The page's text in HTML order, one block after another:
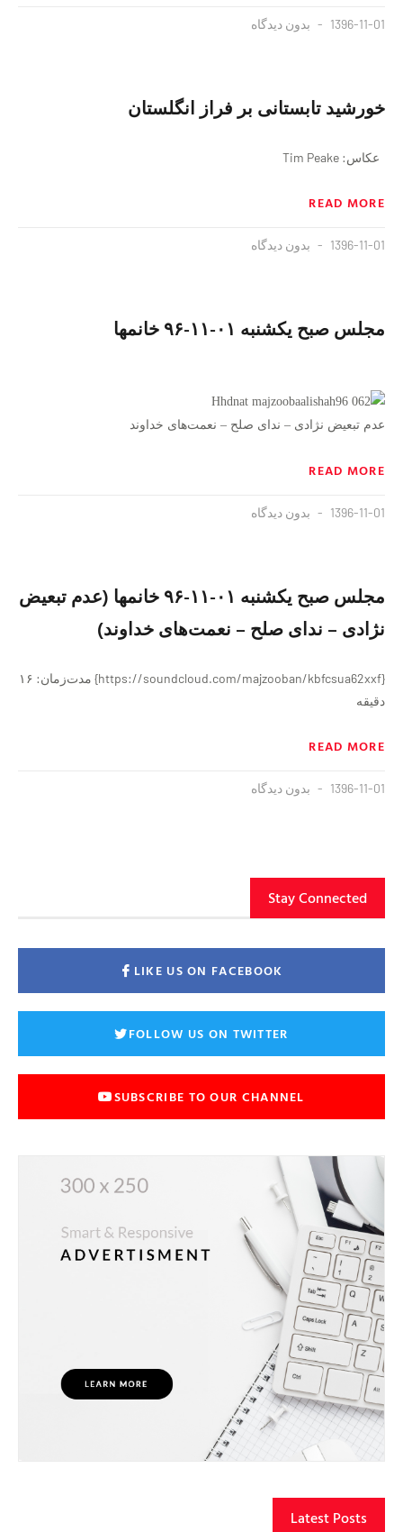
1396-11-01 بدون دیدگاه
خورشید تابستانی بر فراز انگلستان
عکاس: Tim Peake
READ MORE
1396-11-01 بدون دیدگاه
مجلس صبح یکشنبه ۰۱-۱۱-۹۶ خانمها
عدم تبعیض نژادی – ندای صلح – نعمت‌های خداوند
READ MORE
1396-11-01 بدون دیدگاه
مجلس صبح یکشنبه ۰۱-۱۱-۹۶ خانمها (عدم تبعیض
نژادی – ندای صلح – نعمت‌های خداوند)
{https://soundcloud.com/majzooban/kbfcsua62xxf} مدت‌زمان: ۱۶
دقیقه
READ MORE
1396-11-01 بدون دیدگاه
Stay Connected
LIKE US ON FACEBOOK
FOLLOW US ON TWITTER
SUBSCRIBE TO OUR CHANNEL
Latest Posts